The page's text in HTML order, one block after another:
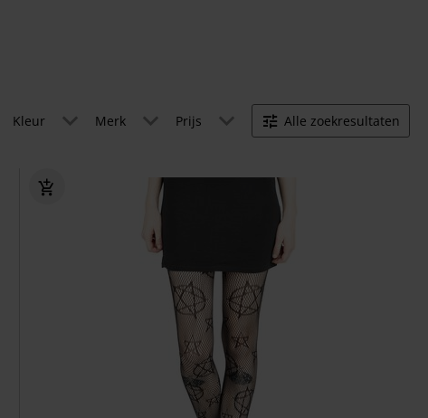
Kleur Merk Prijs Alle zoekresultaten